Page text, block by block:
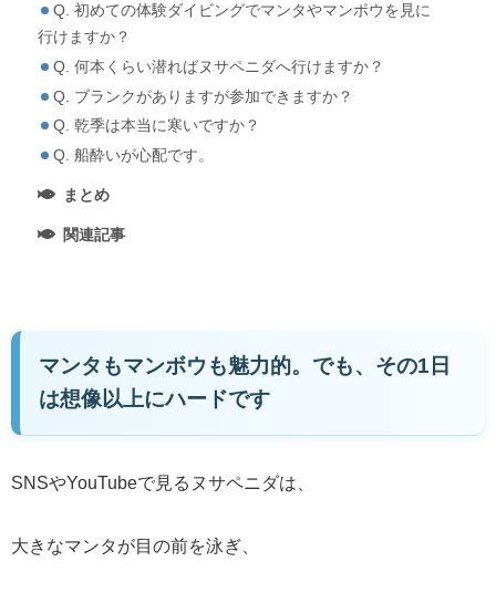
Q. 初めての体験ダイビングでマンタやマンボウを見に
行けますか？
Q. 何本くらい潜ればヌサペニダへ行けますか？
Q. ブランクがありますが参加できますか？
Q. 乾季は本当に寒いですか？
Q. 船酔いが心配です。
まとめ
関連記事
マンタもマンボウも魅力的。でも、その1日
は想像以上にハードです
SNSやYouTubeで見るヌサペニダは、
大きなマンタが目の前を泳ぎ、